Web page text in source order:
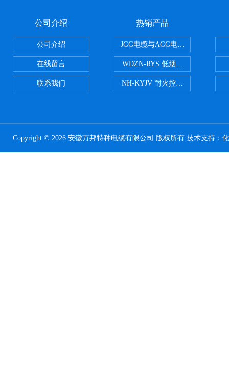
公司介绍
公司介绍
在线留言
联系我们
热销产品
JGG电缆与AGG电缆有什么区别
WDZN-RYS 低烟无卤耐火双绞线
NH-KYJV 耐火控制电缆
Copyright © 2026 安徽万邦特种电缆有限公司 版权所有 技术支持：